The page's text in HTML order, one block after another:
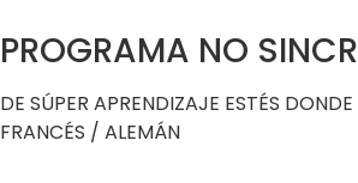
PROGRAMA NO
DE SÚPER APRENDIZAJE ESTÉS
FRANCÉS / ALEMÁN